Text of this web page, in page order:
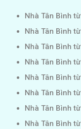
Nhà Tân Bình
Nhà Tân Bình
Nhà Tân Bình
Nhà Tân Bình
Nhà Tân Bình
Nhà Tân Bình
Nhà Tân Bình
Nhà Tân Bình